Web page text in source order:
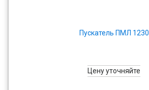
Пускатель ПМЛ 1230
Цену уточняйте